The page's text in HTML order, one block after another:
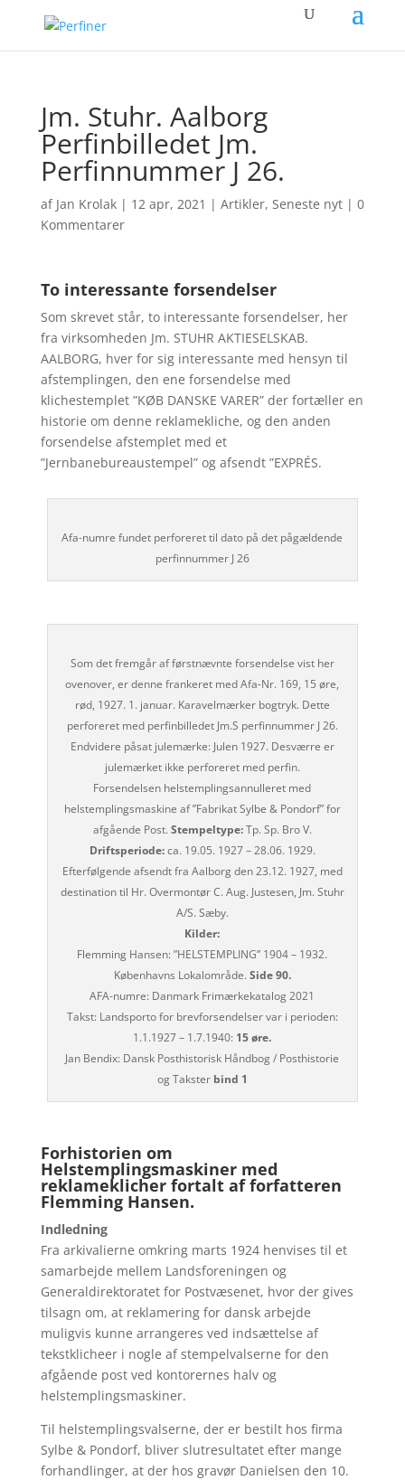
Jm. Stuhr. Aalborg
Perfinbilledet Jm.
Perfinnummer J 26.
af Jan Krolak| 12 apr, 2021 | Artikler, Seneste nyt| 0
Kommentarer
To interessante forsendelser
Som skrevet står, to interessante forsendelser, her
fra virksomheden Jm. STUHR AKTIESELSKAB.
AALBORG, hver for sig interessante med hensyn til
afstemplingen, den ene forsendelse med
klichestemplet ”KØB DANSKE VARER” der fortæller en
historie om denne reklamekliche, og den anden
forsendelse afstemplet med et
”Jernbanebureaustempel” og afsendt ”EXPRÉS.
Afa-numre fundet perforeret til dato på det pågældende
perfinnummer J 26
Som det fremgår af førstnævnte forsendelse vist her
ovenover, er denne frankeret med Afa-Nr. 169, 15 øre,
rød, 1927. 1. januar. Karavelmærker bogtryk. Dette
perforeret med perfinbilledet Jm.S perfinnummer J 26.
Endvidere påsat julemærke: Julen 1927. Desværre er
julemærket ikke perforeret med perfin.
Forsendelsen helstemplingsannulleret med
helstemplingsmaskine af ”Fabrikat Sylbe & Pondorf” for
afgående Post. Stempeltype:Tp. Sp. Bro V.
Driftsperiode:ca. 19.05. 1927 – 28.06. 1929.
Efterfølgende afsendt fra Aalborg den 23.12. 1927, med
destination til Hr. Overmontør C. Aug. Justesen, Jm. Stuhr
A/S. Sæby.
Kilder:
Flemming Hansen: ”HELSTEMPLING” 1904 – 1932.
Københavns Lokalområde. Side 90.
AFA-numre: Danmark Frimærkekatalog 2021
Takst: Landsporto for brevforsendelser var i perioden:
1.1.1927 – 1.7.1940: 15 øre.
Jan Bendix: Dansk Posthistorisk Håndbog / Posthistorie
og Takster bind 1
Forhistorien om
Helstemplingsmaskiner med
reklameklicher fortalt af forfatteren
Flemming Hansen.
Indledning
Fra arkivalierne omkring marts 1924 henvises til et
samarbejde mellem Landsforeningen og
Generaldirektoratet for Postvæsenet, hvor der gives
tilsagn om, at reklamering for dansk arbejde
muligvis kunne arrangeres ved indsættelse af
tekstklicheer i nogle af stempelvalserne for den
afgående post ved kontorernes halv og
helstemplingsmaskiner.
Til helstemplingsvalserne, der er bestilt hos firma
Sylbe & Pondorf, bliver slutresultatet efter mange
forhandlinger, at der hos gravør Danielsen den 10.